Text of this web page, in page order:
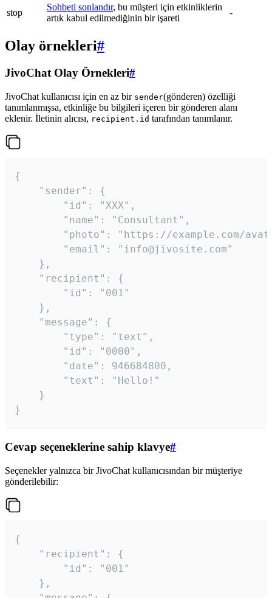
stop
Sohbeti sonlandır, bu müşteri için etkinliklerin
artık kabul edilmediğinin bir işareti
-
Olay örnekleri#
JivoChat Olay Örnekleri#
JivoChat kullanıcısı için en az bir sender(gönderen) özelliği
tanımlanmışsa, etkinliğe bu bilgileri içeren bir gönderen alanı
eklenir. İletinin alıcısı, recipient.id tarafından tanımlanır.
{
}
Cevap seçeneklerine sahip klavye#
Seçenekler yalnızca bir JivoChat kullanıcısından bir müşteriye
gönderilebilir:
{